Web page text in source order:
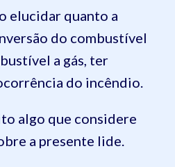
elucidar quanto a
do combustível
a gás, ter
do incêndio.
algo que considere
a presente lide.